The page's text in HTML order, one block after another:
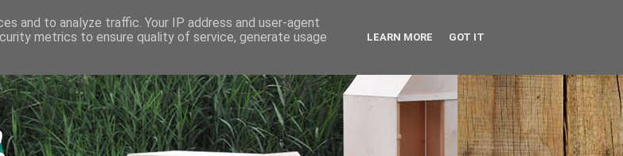
and to analyze traffic. Your IP address and user-agent
metrics to ensure quality of service, generate usage
LEARN MORE GOT IT